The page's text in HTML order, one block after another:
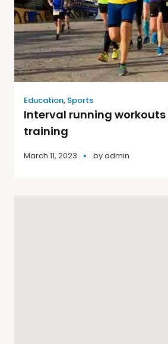
Education, Sports
Interval running
training
March 11, 2023 byadmin